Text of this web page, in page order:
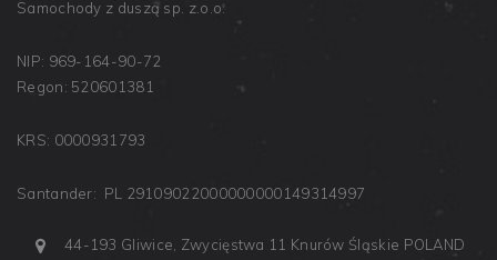
Samochody z duszą sp. z.o.o.
NIP: 969-164-90-72
Regon: 520601381
KRS: 0000931793
Santander: PL 29109022000000000149314997
44-193 Gliwice, Zwycięstwa 11 Knurów Śląskie POLAND